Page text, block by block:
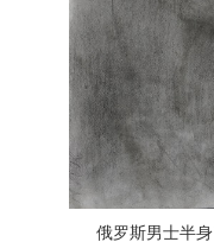
俄罗斯男士半